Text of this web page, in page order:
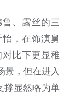
、露丝的三
，在饰演舅
比下更显稚
景，但在进入
撑显然略为单